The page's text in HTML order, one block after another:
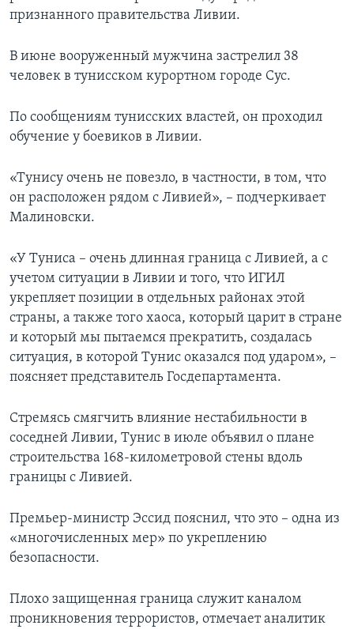
признанного правительства Ливии.
В июне вооруженный мужчина застрелил 38
человек в тунисском курортном городе Сус.
По сообщениям тунисских властей, он проходил
обучение у боевиков в Ливии.
«Тунису очень не повезло, в частности, в том, что
он расположен рядом с Ливией», – подчеркивает
Малиновски.
«У Туниса – очень длинная граница с Ливией, а с
учетом ситуации в Ливии и того, что ИГИЛ
укрепляет позиции в отдельных районах этой
страны, а также того хаоса, который царит в стране
и который мы пытаемся прекратить, создалась
ситуация, в которой Тунис оказался под ударом», –
поясняет представитель Госдепартамента.
Стремясь смягчить влияние нестабильности в
соседней Ливии, Тунис в июле объявил о плане
строительства 168-километровой стены вдоль
границы с Ливией.
Премьер-министр Эссид пояснил, что это – одна из
«многочисленных мер» по укреплению
безопасности.
Плохо защищенная граница служит каналом
проникновения террористов, отмечает аналитик